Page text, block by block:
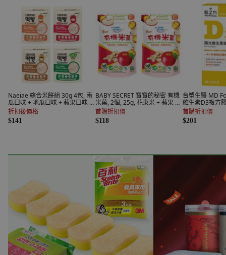
Naeiae 綜合米餅組 30g 4包, 南
瓜口味 + 地瓜口味 + 蘋果口味 +
水梨口味, 120g, 1組
折扣後價格
$141
BABY SECRET 寶寶的秘密 有機
米菓, 2個, 25g, 花東米 + 蘋果 +
地瓜
首購折扣價
$118
台塑生醫 MD
維生素D3複方
545mg, 1盒
首購折扣價
$201